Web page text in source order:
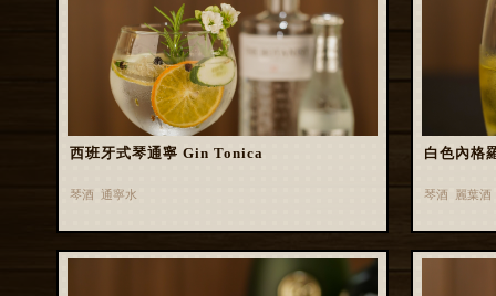
西班牙式琴通寧 Gin Tonica
琴酒 通寧水
白色內格
琴酒 麗葉